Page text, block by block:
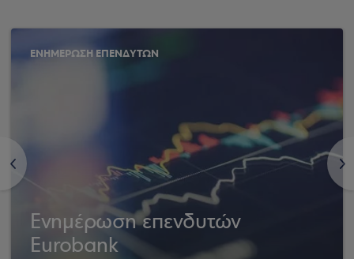
<
ΕΝΗΜΕΡΩΣΗ ΕΠΕΝΔΥΤΩΝ
Ενημέρωση επενδυτών
Eurobank
>